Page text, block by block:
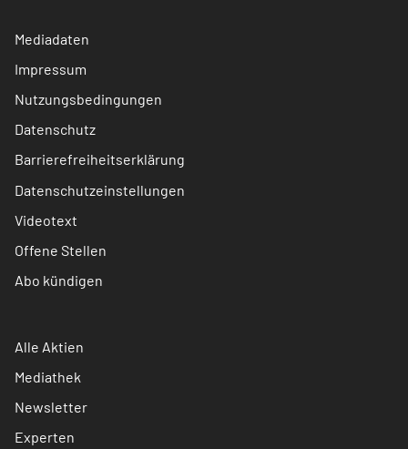
Mediadaten
Impressum
Nutzungsbedingungen
Datenschutz
Barrierefreiheitserklärung
Datenschutzeinstellungen
Videotext
Offene Stellen
Abo kündigen
Alle Aktien
Mediathek
Newsletter
Experten